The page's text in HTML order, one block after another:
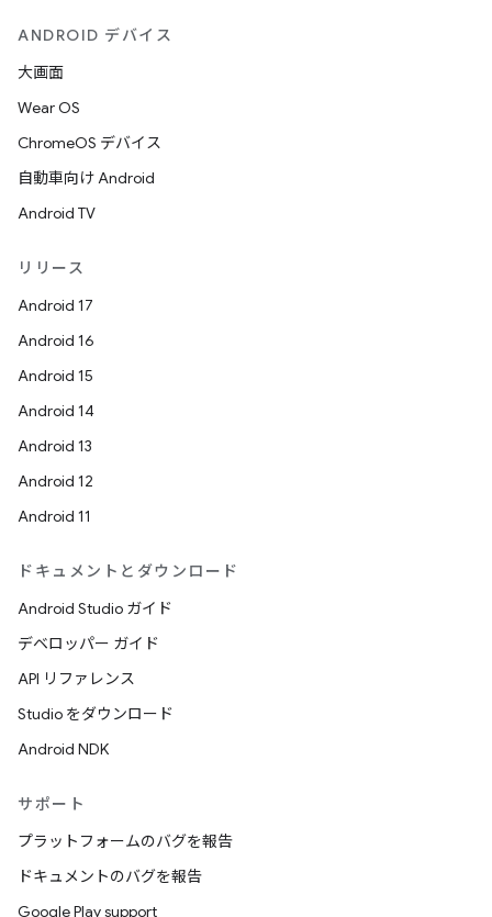
ANDROID デバイス
大画面
Wear OS
ChromeOS デバイス
自動車向け Android
Android TV
リリース
Android 17
Android 16
Android 15
Android 14
Android 13
Android 12
Android 11
ドキュメントとダウンロード
Android Studio ガイド
デベロッパー ガイド
API リファレンス
Studio をダウンロード
Android NDK
サポート
プラットフォームのバグを報告
ドキュメントのバグを報告
Google Play support